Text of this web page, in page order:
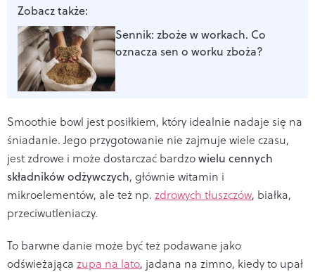
Zobacz także:
Sennik: zboże w workach. Co
oznacza sen o worku zboża?
Smoothie bowl jest posiłkiem, który idealnie nadaje się na
śniadanie. Jego przygotowanie nie zajmuje wiele czasu,
jest zdrowe i może dostarczać bardzowielu cennych
składników odżywczych, głównie witamin i
mikroelementów, ale też np. zdrowych tłuszczów, białka,
przeciwutleniaczy.
To barwne danie może być też podawane jako
odświeżająca zupa na lato, jadana na zimno, kiedy to upał